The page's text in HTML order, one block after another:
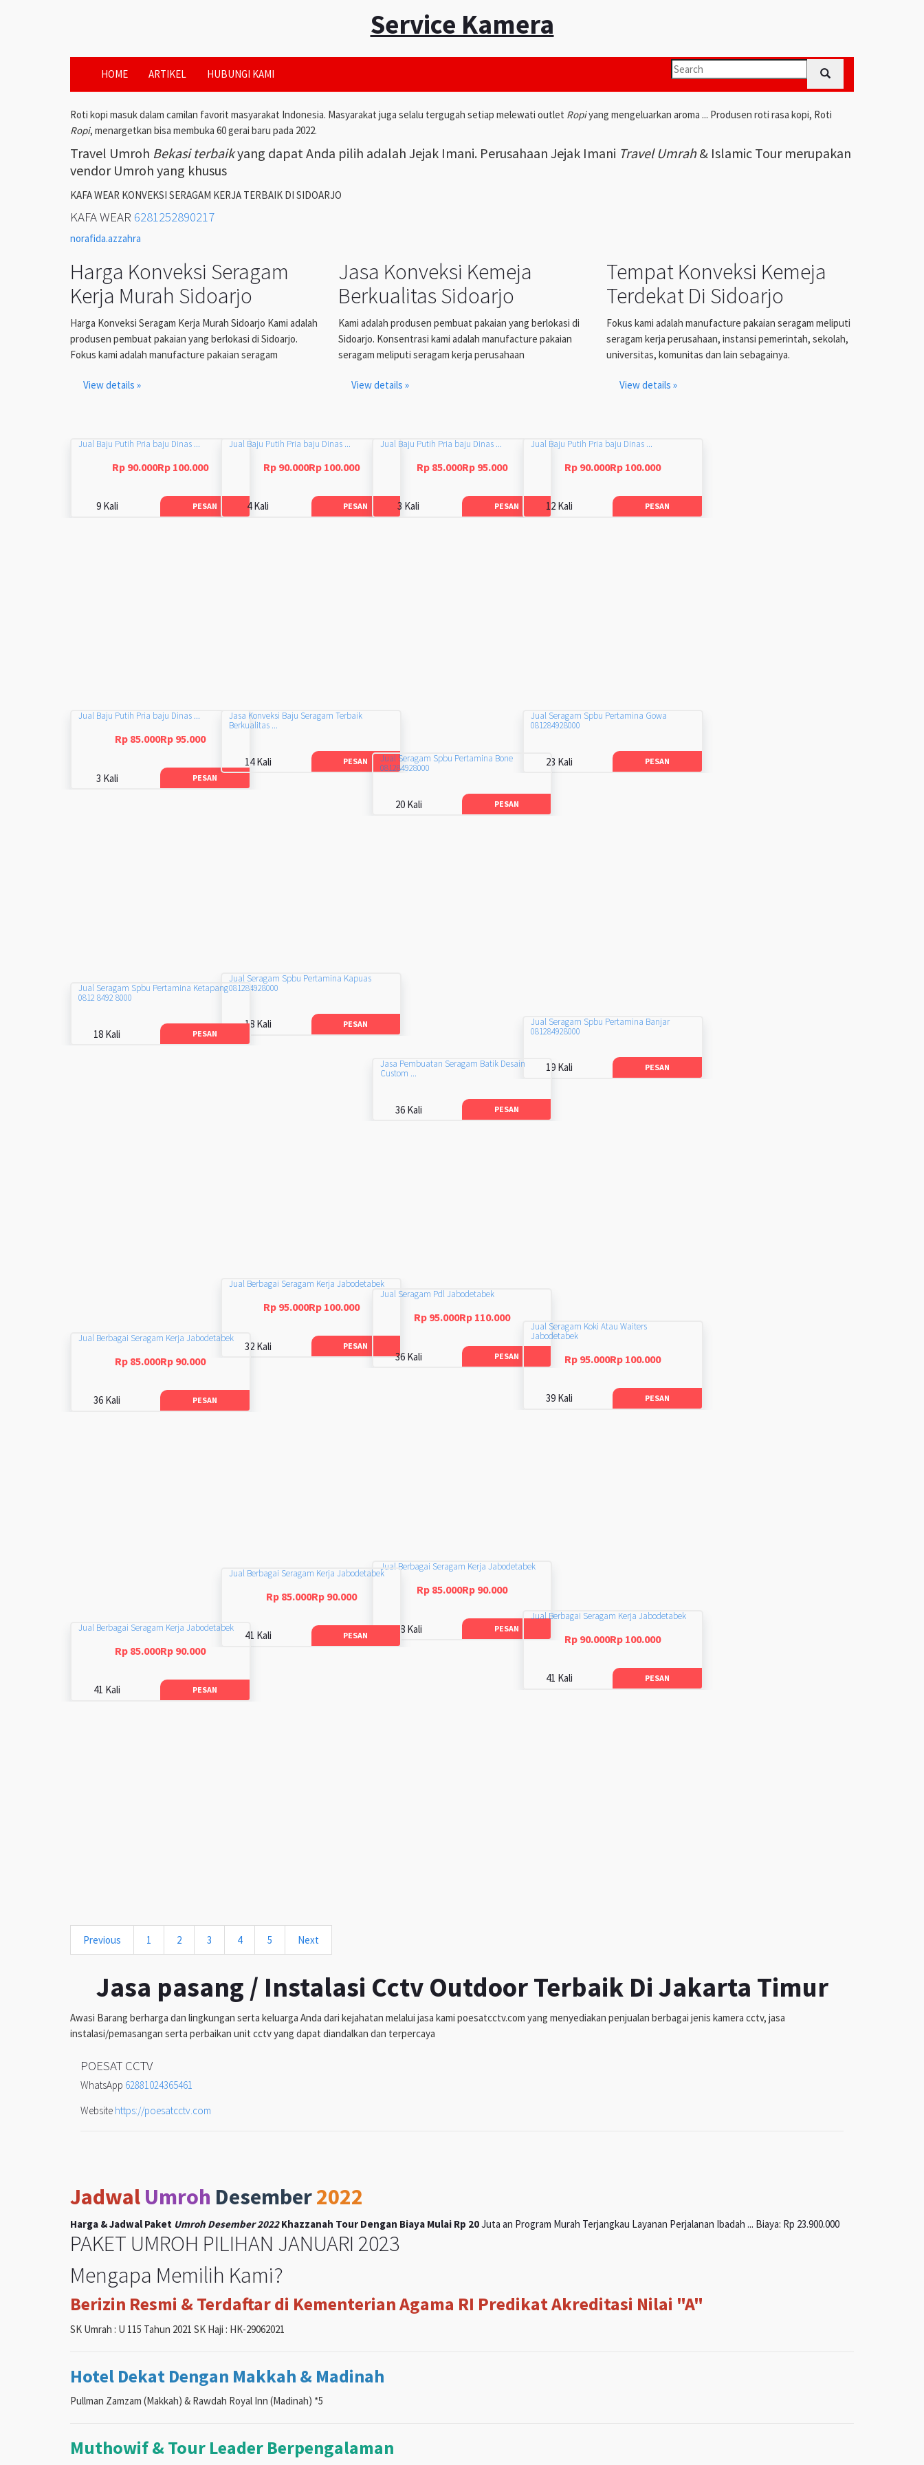
Service Kamera
HOME ARTIKEL HUBUNGI KAMI
Roti kopi masuk dalam camilan favorit masyarakat Indonesia. Masyarakat juga selalu tergugah setiap melewati outlet Ropiyang mengeluarkan aroma ... Produsen roti rasa kopi, Roti
Ropi, menargetkan bisa membuka 60 gerai baru pada 2022.
Travel Umroh Bekasi terbaikyang dapat Anda pilih adalah Jejak Imani. Perusahaan Jejak Imani Travel Umrah& Islamic Tour merupakan
vendor Umroh yang khusus
KAFA WEAR KONVEKSI SERAGAM KERJA TERBAIK DI SIDOARJO
KAFA WEAR 6281252890217
norafida.azzahra
Harga Konveksi Seragam
Kerja Murah Sidoarjo
Harga Konveksi Seragam Kerja Murah Sidoarjo Kami adalah
produsen pembuat pakaian yang berlokasi di Sidoarjo.
Fokus kami adalah manufacture pakaian seragam
View details »
Jasa Konveksi Kemeja
Berkualitas Sidoarjo
Kami adalah produsen pembuat pakaian yang berlokasi di
Sidoarjo. Konsentrasi kami adalah manufacture pakaian
seragam meliputi seragam kerja perusahaan
View details »
Tempat Konveksi Kemeja
Terdekat Di Sidoarjo
Fokus kami adalah manufacture pakaian seragam meliputi
seragam kerja perusahaan, instansi pemerintah, sekolah,
universitas, komunitas dan lain sebagainya.
View details »
Jual Baju Putih Pria baju Dinas ...
Rp 90.000Rp 100.000
9 Kali PESAN
Jual Baju Putih Pria baju Dinas ...
Rp 90.000Rp 100.000
4 Kali PESAN
Jual Baju Putih Pria baju Dinas ...
Rp 85.000Rp 95.000
3 Kali PESAN
Jual Baju Putih Pria baju Dinas ...
Rp 90.000Rp 100.000
12 Kali PESAN
Jual Baju Putih Pria baju Dinas ...
Rp 85.000Rp 95.000
3 Kali PESAN
Jasa Konveksi Baju Seragam Terbaik
Berkualitas ...
14 Kali PESAN
Jual Seragam Spbu Pertamina Gowa
081284928000
23 Kali PESAN
Jual Seragam Spbu Pertamina Bone
081284928000
20 Kali PESAN
Jual Seragam Spbu Pertamina Kapuas
081284928000
18 Kali PESAN
Jual Seragam Spbu Pertamina Ketapang
0812 8492 8000
18 Kali PESAN
Jual Seragam Spbu Pertamina Banjar
081284928000
19 Kali PESAN
Jasa Pembuatan Seragam Batik Desain
Custom ...
36 Kali PESAN
Jual Berbagai Seragam Kerja Jabodetabek
Rp 95.000Rp 100.000
32 Kali PESAN
Jual Seragam Pdl Jabodetabek
Rp 95.000Rp 110.000
36 Kali PESAN
Jual Seragam Koki Atau Waiters
Jabodetabek
Rp 95.000Rp 100.000
39 Kali PESAN
Jual Berbagai Seragam Kerja Jabodetabek
Rp 85.000Rp 90.000
36 Kali PESAN
Jual Berbagai Seragam Kerja Jabodetabek
Rp 85.000Rp 90.000
48 Kali PESAN
Jual Berbagai Seragam Kerja Jabodetabek
Rp 85.000Rp 90.000
41 Kali PESAN
Jual Berbagai Seragam Kerja Jabodetabek
Rp 90.000Rp 100.000
41 Kali PESAN
Jual Berbagai Seragam Kerja Jabodetabek
Rp 85.000Rp 90.000
41 Kali PESAN
Previous 1 2 3 4 5 Next
Jasa pasang / Instalasi Cctv Outdoor Terbaik Di Jakarta Timur
Awasi Barang berharga dan lingkungan serta keluarga Anda dari kejahatan melalui jasa kami poesatcctv.com yang menyediakan penjualan berbagai jenis kamera cctv, jasa
instalasi/pemasangan serta perbaikan unit cctv yang dapat diandalkan dan terpercaya
POESAT CCTV
WhatsApp 62881024365461
Website https://poesatcctv.com
Jadwal Umroh Desember2022
Harga & Jadwal Paket Umroh Desember 2022Khazzanah Tour Dengan Biaya Mulai Rp 20Juta an Program Murah Terjangkau Layanan Perjalanan Ibadah ... Biaya: Rp 23.900.000
PAKET UMROH PILIHAN JANUARI 2023
Mengapa Memilih Kami?
Berizin Resmi & Terdaftar di Kementerian Agama RI Predikat Akreditasi Nilai "A"
SK Umrah : U 115 Tahun 2021 SK Haji : HK-29062021
Hotel Dekat Dengan Makkah & Madinah
Pullman Zamzam (Makkah) & Rawdah Royal Inn (Madinah) *5
Muthowif & Tour Leader Berpengalaman